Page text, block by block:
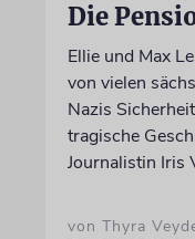
Die
Ellie und Max
von vielen
Nazis
tragische
Journalistin Iris
von Thyra